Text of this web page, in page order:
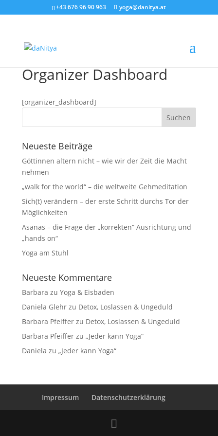
+43 676 96 90 963 yoga@danitya.at
Organizer Dashboard
[organizer_dashboard]
Neueste Beiträge
Göttinnen altern nicht – wie wir der Zeit die Macht
nehmen
„walk for the world“ – die weltweite Gehmeditation
Sich(t) verändern – der erste Schritt durchs Tor der
Möglichkeiten
Asanas – die Frage der „korrekten“ Ausrichtung und
„hands on“
Yoga am Stuhl
Neueste Kommentare
Barbara zu Yoga & Eisbaden
Daniela Glehrzu Detox, Loslassen & Ungeduld
Barbara Pfeifferzu Detox, Loslassen & Ungeduld
Barbara Pfeifferzu „Jeder kann Yoga“
Daniela zu „Jeder kann Yoga“
Impressum Datenschutzerklärung